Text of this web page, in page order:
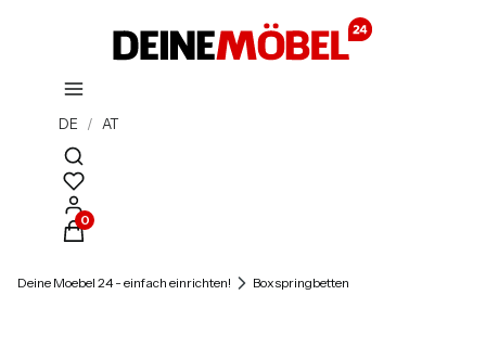
DE / AT
Suchmaschine öffnen
Produkte im Warenkorb: 0. Details anzeigen
Deine Moebel 24 - einfach einrichten! Boxspringbetten